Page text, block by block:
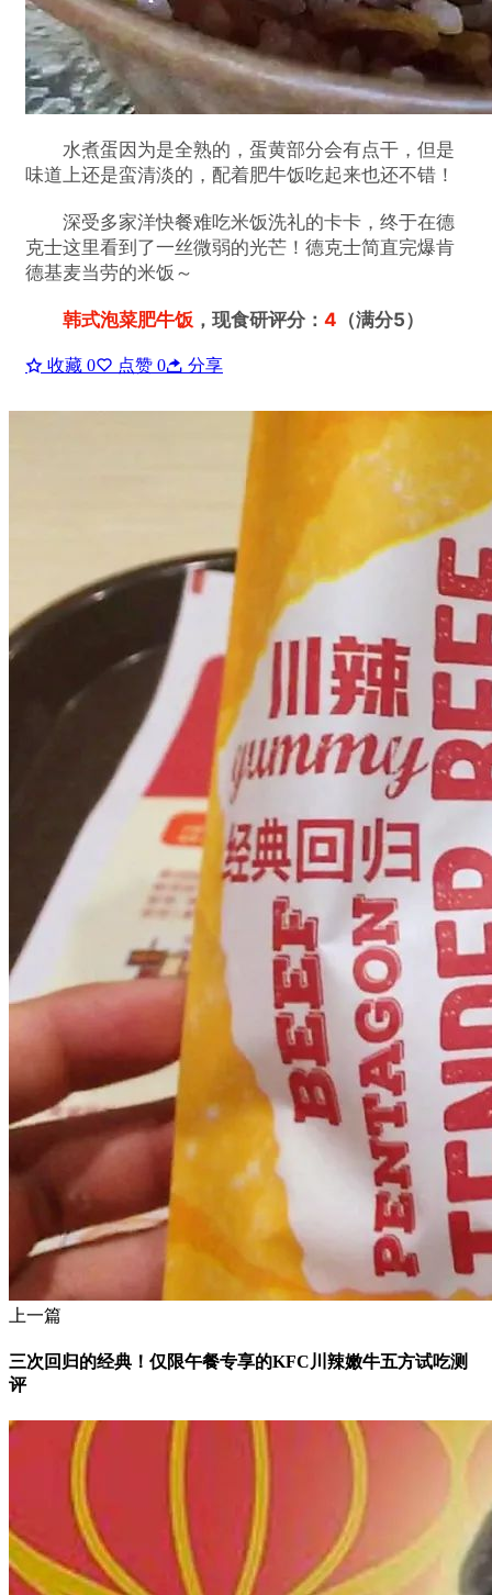
水煮蛋因为是全熟的，蛋黄部分会有点干，但是
味道上还是蛮清淡的，配着肥牛饭吃起来也还不错！
深受多家洋快餐难吃米饭洗礼的卡卡，终于在德
克士这里看到了一丝微弱的光芒！德克士简直完爆肯
德基麦当劳的米饭～
韩式泡菜肥牛饭 ，现食研评分： 4 （满分5）
收藏 0 点赞 0 分享
上一篇
三次回归的经典！仅限午餐专享的KFC川辣嫩牛五方试吃测
评